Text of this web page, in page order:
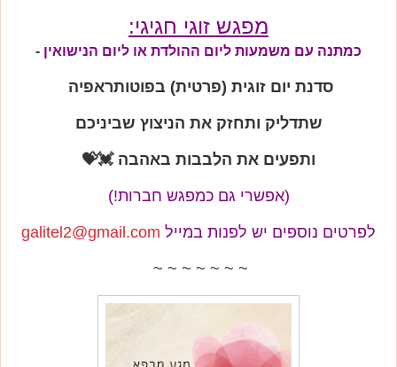
מפגש זוגי חגיגי:
כמתנה עם משמעות ליום ההולדת או ליום הנישואין -
סדנת יום זוגית (פרטית) בפוטותראפיה
שתדליק ותחזק את הניצוץ שביניכם
ותפעים את הלבבות באהבה 💓💝
(אפשרי גם כמפגש חברות!)
לפרטים נוספים יש לפנות במייל galitel2@gmail.com
~ ~ ~ ~ ~ ~ ~